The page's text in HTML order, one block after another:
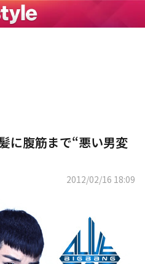
に腹筋まで“悪い男変
2012/02/16 18:09